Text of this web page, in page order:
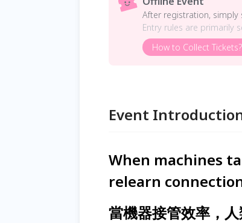
After registration, simply
Entry rules are primarily
How to Collect Tickets?
Event
When machines
relearn
當機器接管效率，